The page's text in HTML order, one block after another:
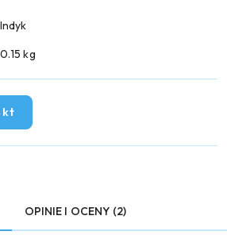
Indyk
0.15 kg
OPINIE I OCENY (2)